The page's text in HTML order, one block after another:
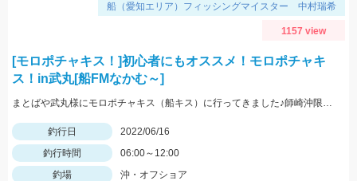
船（愛知エリア）フィッシングマイスター 中村瑞希
1157 view
[モロポチャキス！]初心者にもオススメ！モロポチャキ
ス！in武丸[船FMなかむ～]
まとばや武丸様にモロポチャキス（船キス）に行ってきました♪師崎沖限定船キス仕掛けを持って行きましょう♪
釣行日
2022/06/16
釣行時間
06:00～12:00
釣場
沖・オフショア